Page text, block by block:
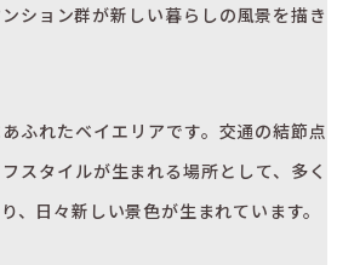
ション群が新しい暮らしの風景を描き
ふれたベイエリアです。交通の結節点
スタイルが生まれる場所として、多く
、日々新しい景色が生まれています。